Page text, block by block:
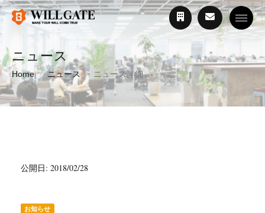
ニュース
Home ニュース ニュース詳細
公開日: 2018/02/28
お知らせ